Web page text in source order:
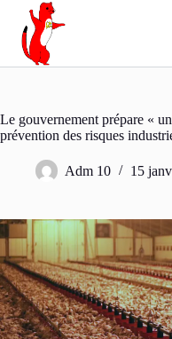
Passer
contenu
Le gouvernement prépare «
prévention des risques
Adm 10 15